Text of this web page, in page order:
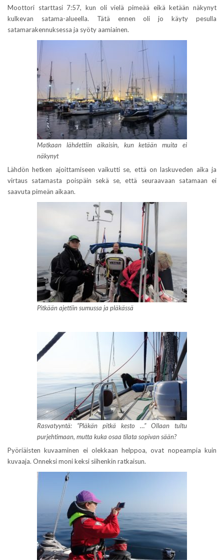
Moottori starttasi 7:57, kun oli vielä pimeää eikä ketään näkynyt
kulkevan satama-alueella. Tätä ennen oli jo käyty pesulla
satamarakennuksessa ja syöty aamiainen.
Matkaan lähdettiin aikaisin, kun ketään muita ei
näkynyt
Lähdön hetken ajoittamiseen vaikutti se, että on laskuveden aika ja
virtaus satamasta poispäin sekä se, että seuraavaan satamaan ei
saavuta pimeän aikaan.
Pitkään ajettiin sumussa ja pläkässä
Rasvatyyntä: “Pläkän pitkä kesto …” Ollaan tultu
purjehtimaan, mutta kuka osaa tilata sopivan sään?
Pyöriäisten kuvaaminen ei olekkaan helppoa, ovat nopeampia kuin
kuvaaja. Onneksi moni keksi siihenkin ratkaisun.